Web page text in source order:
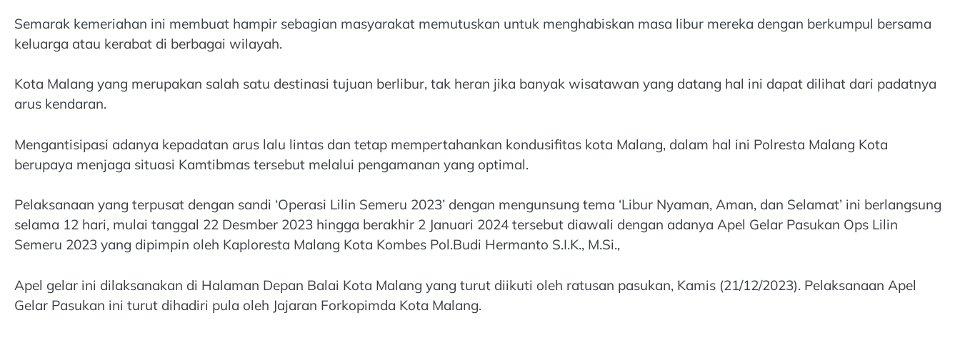
Semarak kemeriahan ini membuat hampir sebagian masyarakat memutuskan untuk menghabiskan masa libur mereka dengan berkumpul bersama
keluarga atau kerabat di berbagai wilayah.
Kota Malang yang merupakan salah satu destinasi tujuan berlibur, tak heran jika banyak wisatawan yang datang hal ini dapat dilihat dari padatnya
arus kendaran.
Mengantisipasi adanya kepadatan arus lalu lintas dan tetap mempertahankan kondusifitas kota Malang, dalam hal ini Polresta Malang Kota
berupaya menjaga situasi Kamtibmas tersebut melalui pengamanan yang optimal.
Pelaksanaan yang terpusat dengan sandi ‘Operasi Lilin Semeru 2023’ dengan mengunsung tema ‘Libur Nyaman, Aman, dan Selamat’ ini berlangsung
selama 12 hari, mulai tanggal 22 Desmber 2023 hingga berakhir 2 Januari 2024 tersebut diawali dengan adanya Apel Gelar Pasukan Ops Lilin
Semeru 2023 yang dipimpin oleh Kaploresta Malang Kota Kombes Pol.Budi Hermanto S.I.K., M.Si.,
Apel gelar ini dilaksanakan di Halaman Depan Balai Kota Malang yang turut diikuti oleh ratusan pasukan, Kamis (21/12/2023). Pelaksanaan Apel
Gelar Pasukan ini turut dihadiri pula oleh Jajaran Forkopimda Kota Malang.